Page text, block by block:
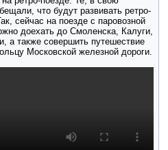
что будут развивать ретро-
сейчас на поезде с паровозной
доехать до Смоленска, Калуги,
а также совершить путешествие
Московской железной дороги.